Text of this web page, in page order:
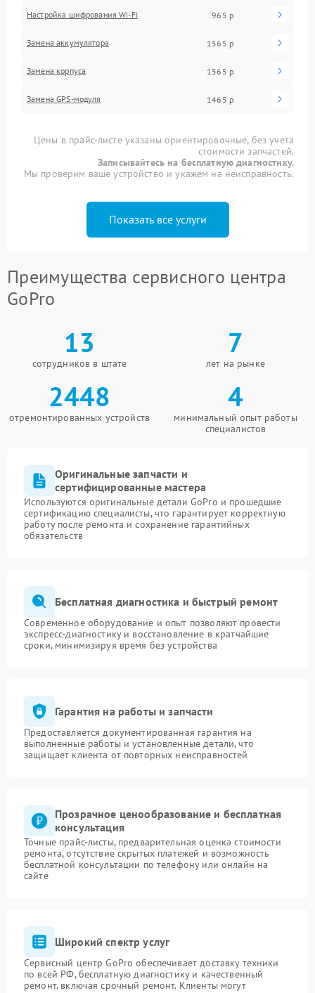
Настройка шифрования Wi-Fi 965 р
Замена аккумулятора 1565 р
Замена корпуса 1565 р
Замена GPS-модуля 1465 р
Цены в прайс-листе указаны ориентировочные, без учета
стоимости запчастей.
Записывайтесь на бесплатную диагностику.
Мы проверим ваше устройство и укажем на неисправность.
Показать все услуги
Преимущества сервисного центра
GoPro
13
сотрудников в штате
7
лет на рынке
2448
отремонтированных устройств
4
минимальный опыт работы
специалистов
Оригинальные запчасти и
сертифицированные мастера
Используются оригинальные детали GoPro и прошедшие
сертификацию специалисты, что гарантирует корректную
работу после ремонта и сохранение гарантийных
обязательств
Бесплатная диагностика и быстрый ремонт
Современное оборудование и опыт позволяют провести
экспресс-диагностику и восстановление в кратчайшие
сроки, минимизируя время без устройства
Гарантия на работы и запчасти
Предоставляется документированная гарантия на
выполненные работы и установленные детали, что
защищает клиента от повторных неисправностей
Прозрачное ценообразование и бесплатная
консультация
Точные прайс-листы, предварительная оценка стоимости
ремонта, отсутствие скрытых платежей и возможность
бесплатной консультации по телефону или онлайн на
сайте
Широкий спектр услуг
Сервисный центр GoPro обеспечивает доставку техники
по всей РФ, бесплатную диагностику и качественный
ремонт, включая срочный ремонт. Клиенты могут